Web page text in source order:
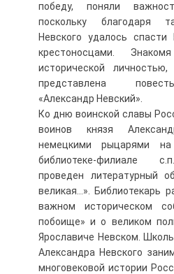
победу, поняли
поскольку благодаря
Невского удалось
крестоносцами.
исторической
представлена
«Александр Невский».
Ко дню воинской славы
воинов князя
немецкими рыцарями
библиотеке-филиале
проведен литературный
великая…». Библиотекарь
важном историческом
побоище» и о великом
Ярославиче Невском.
Александра Невского
многовековой истории